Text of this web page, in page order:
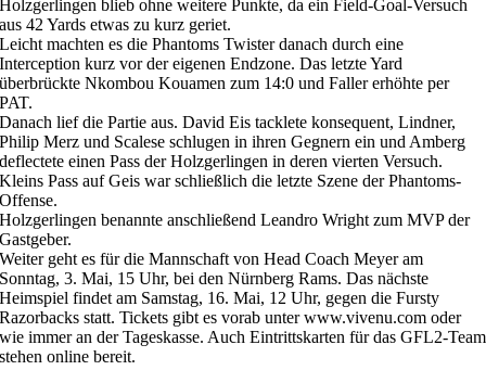
Holzgerlingen blieb ohne weitere Punkte, da ein Field-Goal-Versuch
aus 42 Yards etwas zu kurz geriet.
Leicht machten es die Phantoms Twister danach durch eine
Interception kurz vor der eigenen Endzone. Das letzte Yard
überbrückte Nkombou Kouamen zum 14:0 und Faller erhöhte per
PAT.
Danach lief die Partie aus. David Eis tacklete konsequent, Lindner,
Philip Merz und Scalese schlugen in ihren Gegnern ein und Amberg
deflectete einen Pass der Holzgerlingen in deren vierten Versuch.
Kleins Pass auf Geis war schließlich die letzte Szene der Phantoms-
Offense.
Holzgerlingen benannte anschließend Leandro Wright zum MVP der
Gastgeber.
Weiter geht es für die Mannschaft von Head Coach Meyer am
Sonntag, 3. Mai, 15 Uhr, bei den Nürnberg Rams. Das nächste
Heimspiel findet am Samstag, 16. Mai, 12 Uhr, gegen die Fursty
Razorbacks statt. Tickets gibt es vorab unter www.vivenu.com oder
wie immer an der Tageskasse. Auch Eintrittskarten für das GFL2-Team
stehen online bereit.